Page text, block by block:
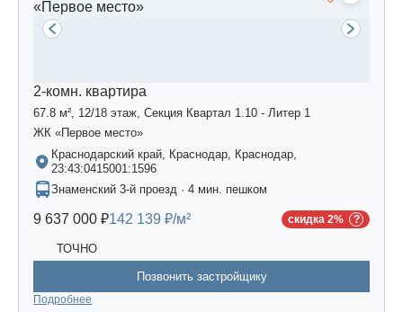
2-комн. квартира
67.8 м², 12/18 этаж, Секция Квартал 1.10 - Литер 1
ЖК «Первое место»
Краснодарский край, Краснодар, Краснодар,
23:43:0415001:1596
Знаменский 3-й проезд · 4 мин. пешком
9 637 000 ₽142 139 ₽/м² скидка 2%
ТОЧНО
Позвонить застройщику
Подробнее